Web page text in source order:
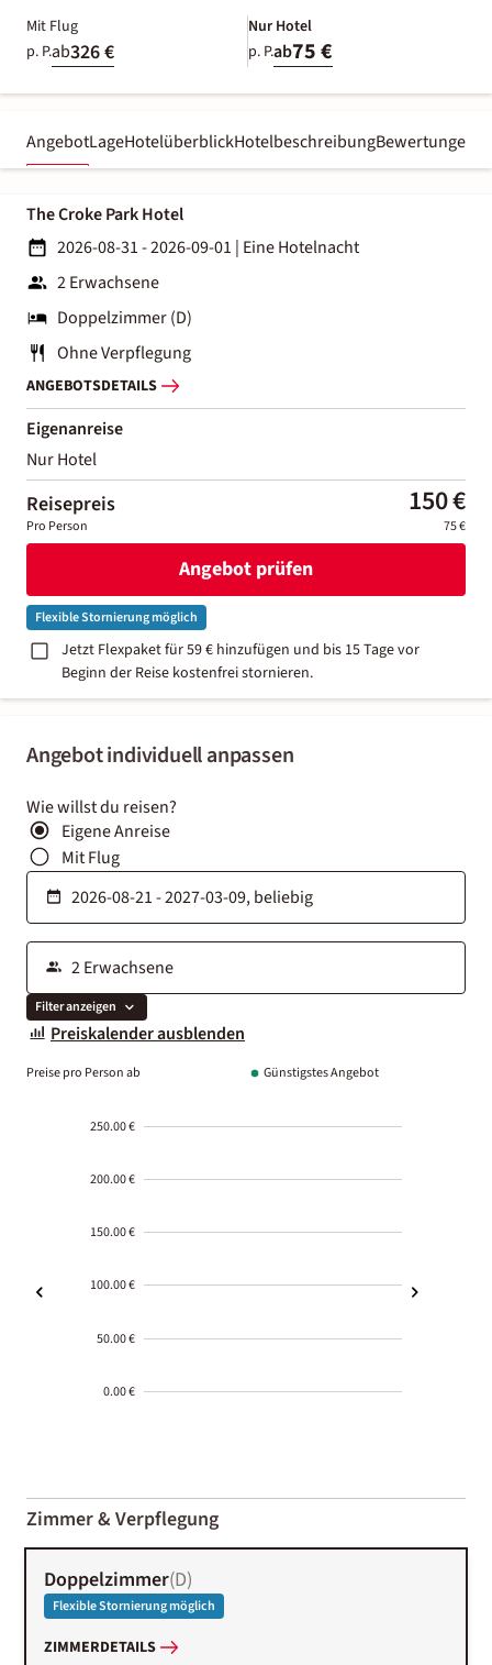
Mit Flug
p. P.ab326 €
Nur Hotel
p. P.ab75 €
AngebotLageHotelüberblickHotelbeschreibungBewertungen
Angebot individuell anpassen
Wie willst du reisen?
Eigene Anreise
Mit Flug
Filter anzeigen
Preiskalender ausblenden
Preise pro Person ab Günstigstes Angebot
250.00 €
200.00 €
150.00 €
100.00 €
50.00 €
0.00 €
01-02
Zimmer & Verpflegung
Doppelzimmer(D)
Flexible Stornierung möglich
ZIMMERDETAILS
The Croke Park Hotel
2026-08-31 - 2026-09-01 | Eine Hotelnacht
2 Erwachsene
Doppelzimmer (D)
Ohne Verpflegung
ANGEBOTSDETAILS
Eigenanreise
Nur Hotel
Reisepreis 150 €
Pro Person 75 €
Angebot prüfen
Flexible Stornierung möglich
Jetzt Flexpaket für 59 € hinzufügen und bis 15 Tage vor
Beginn der Reise kostenfrei stornieren.